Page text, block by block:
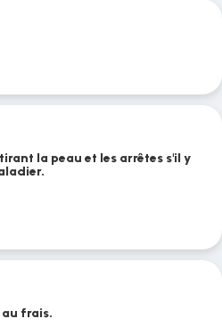
la peau et les arrêtes s'il y
au frais.